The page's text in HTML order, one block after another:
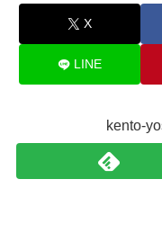
X
LINE
kento-